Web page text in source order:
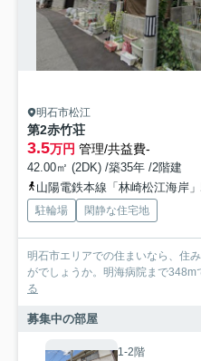
明石市松江
第2赤竹荘
3.5万円 管理/共益費-
42.00㎡ (2DK) /築35年 /2階建
山陽電鉄本線「林崎松江海岸
駐輪場 閑静な住宅地
明石市エリアでの住まいなら、住
がでしょうか。明海病院まで348m
る
募集中の部屋
1-2階